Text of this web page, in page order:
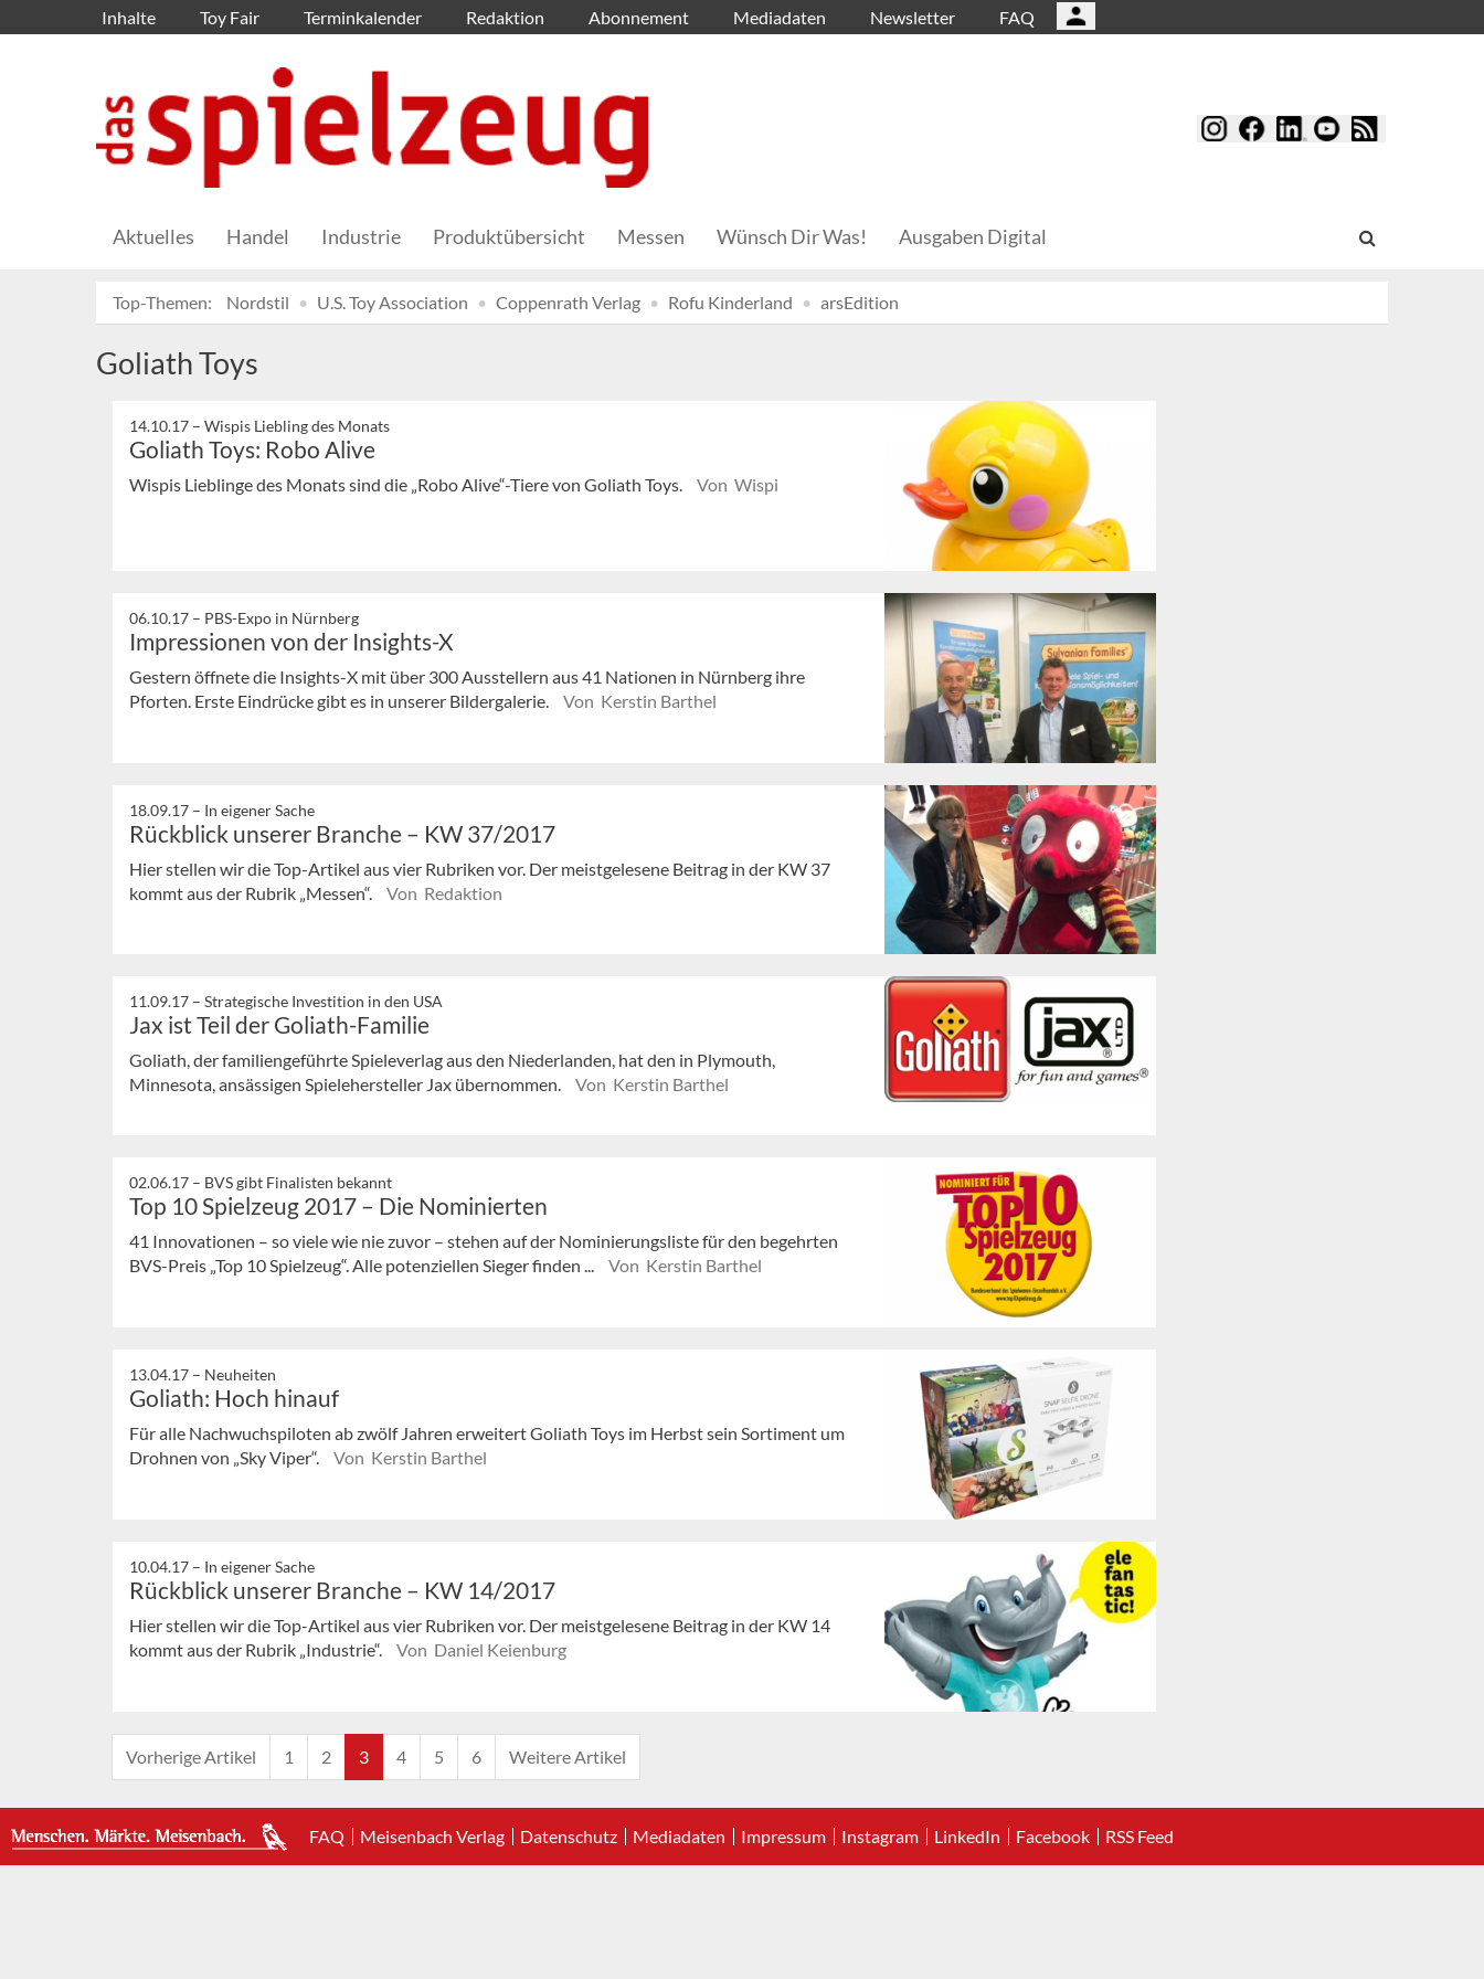
Inhalte Toy Fair Terminkalender Redaktion Abonnement Mediadaten Newsletter FAQ
Aktuelles Handel Industrie Produktübersicht Messen Wünsch Dir Was! Ausgaben Digital
Top-Themen: Nordstil U.S. Toy Association Coppenrath Verlag Rofu Kinderland arsEdition
Goliath Toys
14.10.17 – Wispis Liebling des Monats
Goliath Toys: Robo Alive
Wispis Lieblinge des Monats sind die „Robo Alive“-Tiere von Goliath Toys. Von Wispi
06.10.17 – PBS-Expo in Nürnberg
Impressionen von der Insights-X
Gestern öffnete die Insights-X mit über 300 Ausstellern aus 41 Nationen in Nürnberg ihre
Pforten. Erste Eindrücke gibt es in unserer Bildergalerie.
Von Kerstin Barthel
18.09.17 – In eigener Sache
Rückblick unserer Branche – KW 37/2017
Hier stellen wir die Top-Artikel aus vier Rubriken vor. Der meistgelesene Beitrag in der KW 37
kommt aus der Rubrik „Messen“.
Von Redaktion
11.09.17 – Strategische Investition in den USA
Jax ist Teil der Goliath-Familie
Goliath, der familiengeführte Spieleverlag aus den Niederlanden, hat den in Plymouth,
Minnesota, ansässigen Spielehersteller Jax übernommen.
Von Kerstin Barthel
02.06.17 – BVS gibt Finalisten bekannt
Top 10 Spielzeug 2017 – Die Nominierten
41 Innovationen – so viele wie nie zuvor – stehen auf der Nominierungsliste für den begehrten
BVS-Preis „Top 10 Spielzeug“. Alle potenziellen Sieger finden ...
Von Kerstin Barthel
13.04.17 – Neuheiten
Goliath: Hoch hinauf
Für alle Nachwuchspiloten ab zwölf Jahren erweitert Goliath Toys im Herbst sein Sortiment um
Drohnen von „Sky Viper“.
Von Kerstin Barthel
10.04.17 – In eigener Sache
Rückblick unserer Branche – KW 14/2017
Hier stellen wir die Top-Artikel aus vier Rubriken vor. Der meistgelesene Beitrag in der KW 14
kommt aus der Rubrik „Industrie“.
Von Daniel Keienburg
Vorherige Artikel 1 2 3 4 5 6 Weitere Artikel
FAQ Meisenbach Verlag Datenschutz Mediadaten Impressum Instagram LinkedIn Facebook RSS Feed